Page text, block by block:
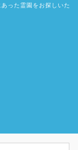
った霊園をお探しいた